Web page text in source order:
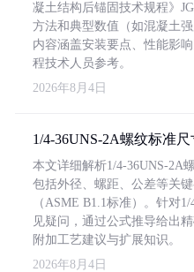
凝土结构后锚固技术规程》
方法和典型数值（如混凝土强
内容涵盖安装要点、性能影
程技术人员参考。
2026年8月4日
1/4-36UNS-2A螺纹标准尺
本文详细解析1/4-36UNS-2A
包括外径、螺距、公差等关
（ASME B1.1标准）。针对
见疑问，通过公式推导给出
附加工艺建议与扩展知识。
2026年8月4日